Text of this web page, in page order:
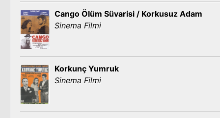
Cango Ölüm Süvarisi / Korkusuz Adam
Sinema Filmi
Korkunç Yumruk
Sinema Filmi